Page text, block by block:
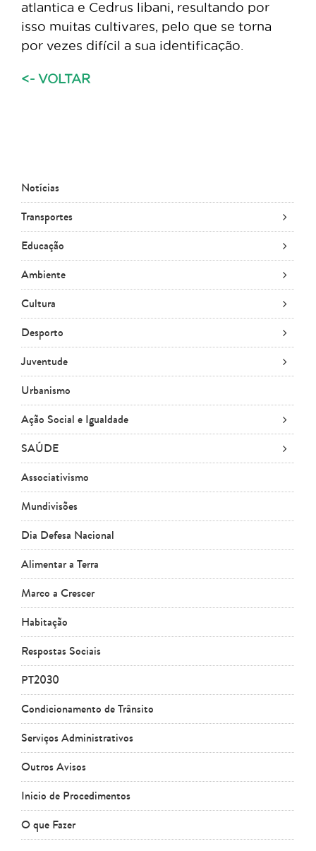
atlantica e Cedrus libani, resultando por
isso muitas cultivares, pelo que se torna
por vezes difícil a sua identificação.
<- VOLTAR
Notícias
Transportes
Educação
Ambiente
Cultura
Desporto
Juventude
Urbanismo
Ação Social e Igualdade
SAÚDE
Associativismo
Mundivisões
Dia Defesa Nacional
Alimentar a Terra
Marco a Crescer
Habitação
Respostas Sociais
PT2030
Condicionamento de Trânsito
Serviços Administrativos
Outros Avisos
Inicio de Procedimentos
O que Fazer